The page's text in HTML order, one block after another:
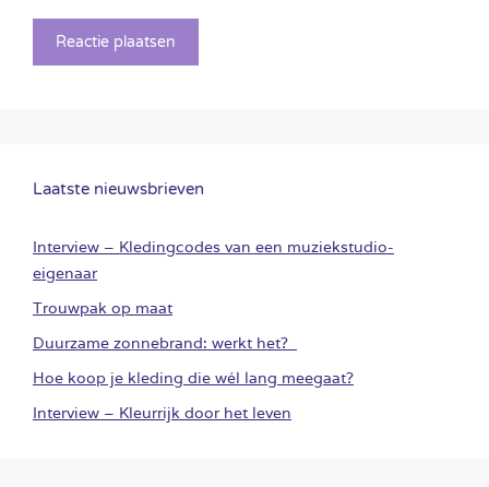
Laatste nieuwsbrieven
Interview – Kledingcodes van een muziekstudio-
eigenaar
Trouwpak op maat
Duurzame zonnebrand: werkt het?
Hoe koop je kleding die wél lang meegaat?
Interview – Kleurrijk door het leven